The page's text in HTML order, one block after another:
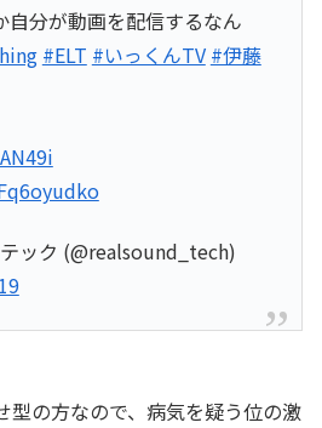
分が動画を配信するなん
#ELT #いっくんTV #伊藤
ック (@realsound_tech)
型の方なので、病気を疑う位の激